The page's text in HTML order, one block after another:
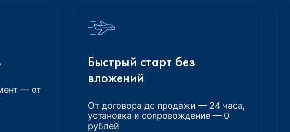
— от
Быстрый старт без
вложений
От договора до продажи — 24 часа,
установка и сопровождение — 0
рублей